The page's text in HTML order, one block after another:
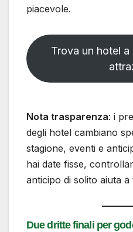
piacevole.
Trova un hotel
Nota trasparenza: i
degli hotel cambiano
stagione, eventi e
hai date fisse,
anticipo di solito aiuta
Due dritte finali per